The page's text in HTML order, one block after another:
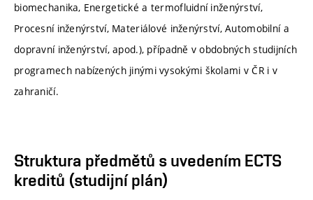
biomechanika, Energetické a termofluidní inženýrství,
Procesní inženýrství, Materiálové inženýrství, Automobilní a
dopravní inženýrství, apod.), případně v obdobných studijních
programech nabízených jinými vysokými školami v ČR i v
zahraničí.
Struktura předmětů s uvedením ECTS
kreditů (studijní plán)